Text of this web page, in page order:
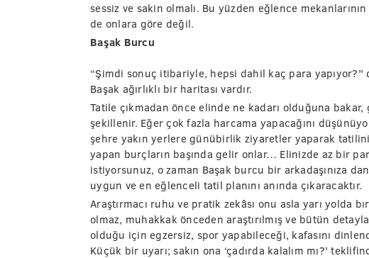
sessiz ve sakin olmalı. Bu yüzden eğlence
de onlara göre değil.
Başak Burcu
“Şimdi sonuç itibariyle, hepsi dahil kaç para yapıyor?”
Başak ağırlıklı bir haritası vardır.
Tatile çıkmadan önce elinde ne kadarı olduğuna
şekillenir. Eğer çok fazla harcama yapacağını
şehre yakın yerlere günübirlik ziyaretler yaparak
yapan burçların başında gelir onlar… Elinizde az bir
istiyorsunuz, o zaman Başak burcu bir arkadaşınıza
uygun ve en eğlenceli tatil planını anında çıkaracaktır.
Araştırmacı ruhu ve pratik zekâsı onu asla yarı yolda
olmaz, muhakkak önceden araştırılmış ve bütün
olduğu için egzersiz, spor yapabileceği, kafasını
Küçük bir uyarı; sakın ona ‘çadırda kalalım mı?’